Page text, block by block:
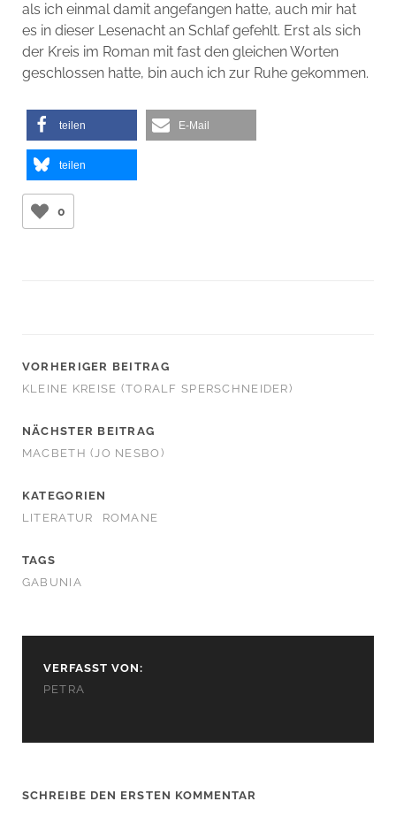
als ich einmal damit angefangen hatte, auch mir hat
es in dieser Lesenacht an Schlaf gefehlt. Erst als sich
der Kreis im Roman mit fast den gleichen Worten
geschlossen hatte, bin auch ich zur Ruhe gekommen.
teilen E-Mail
teilen
0
VORHERIGER BEITRAG
KLEINE KREISE (TORALF SPERSCHNEIDER)
NÄCHSTER BEITRAG
MACBETH (JO NESBO)
KATEGORIEN
LITERATUR
ROMANE
TAGS
GABUNIA
VERFASST VON:
PETRA
SCHREIBE DEN ERSTEN KOMMENTAR